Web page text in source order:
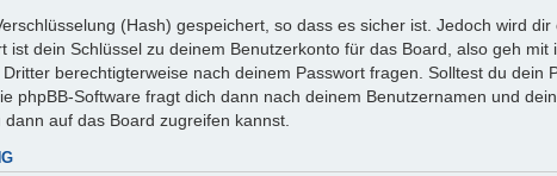
(Hash) gespeichert, so dass es sicher ist. Jedoch wird
ist dein Schlüssel zu deinem Benutzerkonto für das Board, also geh
berechtigterweise nach deinem Passwort fragen. Solltest du
phpBB-Software fragt dich dann nach deinem Benutzernamen und
auf das Board zugreifen kannst.